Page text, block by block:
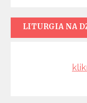
LITURGIA NA